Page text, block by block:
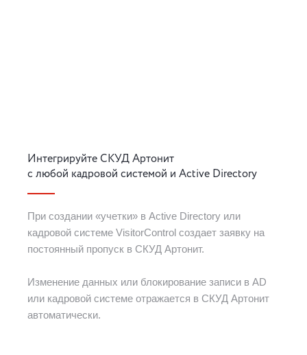
Интегрируйте СКУД Артонит
с любой кадровой системой и Active Directory
При создании «учетки» в Active Directory или
кадровой системе VisitorControl создает заявку на
постоянный пропуск в СКУД Артонит.
Изменение данных или блокирование записи в AD
или кадровой системе отражается в СКУД Артонит
автоматически.